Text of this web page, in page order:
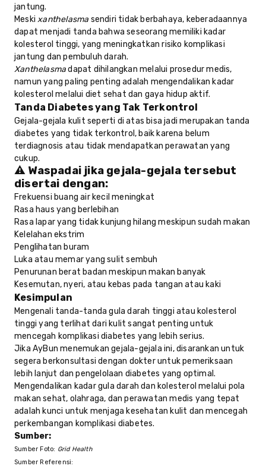
jantung.
Meskixanthelasma sendiri tidak berbahaya, keberadaannya
dapat menjadi tanda bahwa seseorang memiliki kadar
kolesterol tinggi, yang meningkatkan risiko komplikasi
jantung dan pembuluh darah.
Xanthelasmadapat dihilangkan melalui prosedur medis,
namun yang paling penting adalah mengendalikan kadar
kolesterol melalui diet sehat dan gaya hidup aktif.
Tanda Diabetes yang Tak Terkontrol
Gejala-gejala kulit seperti di atas bisa jadi merupakan tanda
diabetes yang tidak terkontrol, baik karena belum
terdiagnosis atau tidak mendapatkan perawatan yang
cukup.
⚠️ Waspadai jika gejala-gejala tersebut
disertai dengan:
Frekuensi buang air kecil meningkat
Rasa haus yang berlebihan
Rasa lapar yang tidak kunjung hilang meskipun sudah makan
Kelelahan ekstrim
Penglihatan buram
Luka atau memar yang sulit sembuh
Penurunan berat badan meskipun makan banyak
Kesemutan, nyeri, atau kebas pada tangan atau kaki
Kesimpulan
Mengenali tanda-tanda gula darah tinggi atau kolesterol
tinggi yang terlihat dari kulit sangat penting untuk
mencegah komplikasi diabetes yang lebih serius.
Jika AyBun menemukan gejala-gejala ini, disarankan untuk
segera berkonsultasi dengan dokter untuk pemeriksaan
lebih lanjut dan pengelolaan diabetes yang optimal.
Mengendalikan kadar gula darah dan kolesterol melalui pola
makan sehat, olahraga, dan perawatan medis yang tepat
adalah kunci untuk menjaga kesehatan kulit dan mencegah
perkembangan komplikasi diabetes.
Sumber:
Sumber Foto: Grid Health
Sumber Referensi: